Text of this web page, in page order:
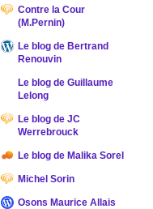
Contre la Cour
(M.Pernin)
Le blog de Bertrand
Renouvin
Le blog de Guillaume
Lelong
Le blog de JC
Werrebrouck
Le blog de Malika Sorel
Michel Sorin
Osons Maurice Allais